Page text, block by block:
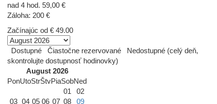
nad 4 hod. 59,00 €
Záloha: 200 €
Začínajúc od € 49.00
Dostupné Čiastočne rezervované
Nedostupné (celý deň,
skontrolujte dostupnosť hodinovky)
August 2026
PonUtoStrŠtvPiaSobNed
01
02
03 04 05 06 07 08
09